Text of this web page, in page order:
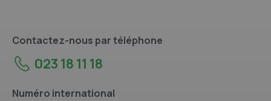
Contactez-nous par téléphone
023 18 11 18
Numéro international